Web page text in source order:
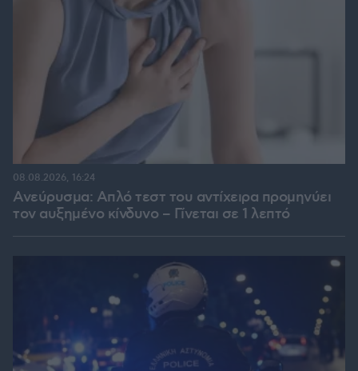
Ανεύρυσμα: Απλό τεστ του αντίχειρα προμηνύει
τον αυξημένο κίνδυνο – Γίνεται σε 1 λεπτό
08.08.2026, 16:24